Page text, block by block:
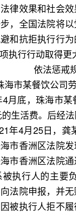
律效果和社会
，全国法院将
和抗拒执行行
执行行动取得更
依法惩戒
市某餐饮公司
底，珠海市某
生活费。后经
年4月25日，
市香洲区法院
市香洲区法院
执行人的主要
法院申报，并
被执行人拒不